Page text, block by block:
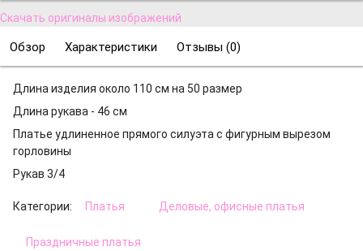
Скачать оригиналы изображений
Обзор Характеристики Отзывы (0)
Длина изделия около 110 см на 50 размер
Длина рукава - 46 см
Платье удлиненное прямого силуэта с фигурным вырезом
горловины
Рукав 3/4
Категории: Платья Деловые, офисные платья
Праздничные платья